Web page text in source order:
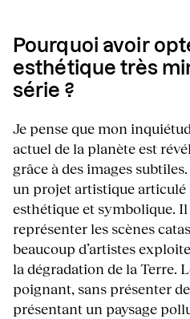
Pourquoi avoir
esthétique très
série ?
Je pense que mon
actuel de la planète est
grâce à des images subtiles.
un projet artistique articulé
esthétique et symbolique.
représenter les scènes
beaucoup d’artistes
la dégradation de la Terre.
poignant, sans présenter
présentant un paysage